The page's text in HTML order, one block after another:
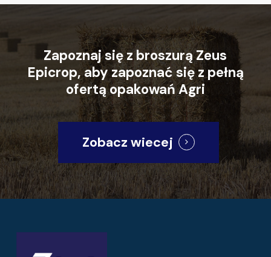
Zapoznajsięz broszurąZeus
Epicrop,abyzapoznać sięz pełną
ofertąopakowańAgri
Zobacz wiecej